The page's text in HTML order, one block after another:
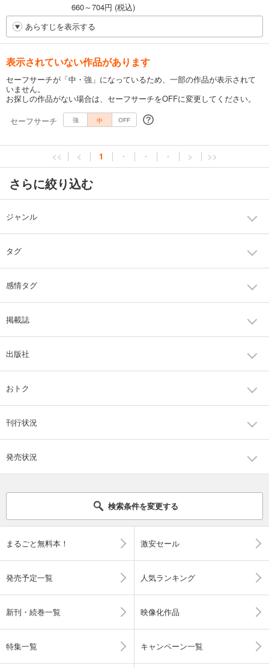
660～704円 (税込)
あらすじを表示する
表示されていない作品があります
セーフサーチが「中・強」になっているため、一部の作品が表示されて
いません。
お探しの作品がない場合は、セーフサーチをOFFに変更してください。
セーフサーチ
強 中 OFF
<< < 1 ・ ・ ・ > >>
さらに絞り込む
ジャンル
タグ
感情タグ
掲載誌
出版社
おトク
刊行状況
発売状況
検索条件を変更する
まるごと無料本！ 激安セール
発売予定一覧 人気ランキング
新刊・続巻一覧 映像化作品
特集一覧 キャンペーン一覧